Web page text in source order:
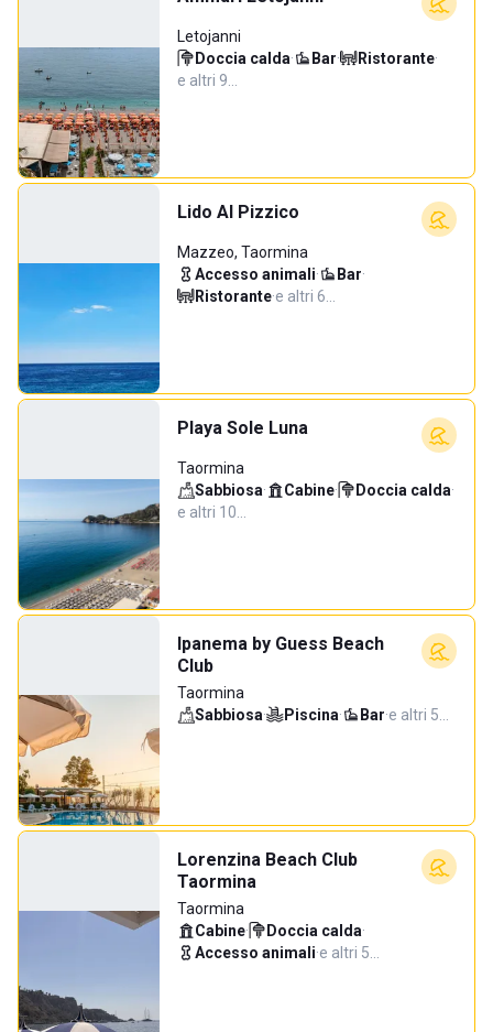
Letojanni
Doccia calda· Bar· Ristorante·
e altri 9…
Lido Al Pizzico
Mazzeo, Taormina
Accesso animali· Bar·
Ristorante·e altri 6…
Playa Sole Luna
Taormina
Sabbiosa· Cabine· Doccia calda·
e altri 10…
Ipanema by Guess Beach
Club
Taormina
Sabbiosa· Piscina· Bar·e altri 5…
Lorenzina Beach Club
Taormina
Taormina
Cabine· Doccia calda·
Accesso animali·e altri 5…